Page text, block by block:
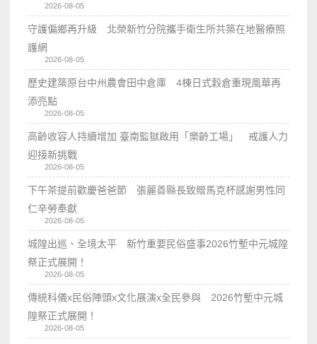
2026-08-05
守護偏鄉再升級 北榮新竹分院攜手衛生所共築在地醫療照
護網
2026-08-05
歷史建築原台中州農會田中倉庫 4棟日式穀倉重現風華再
添亮點
2026-08-05
高齡收容人持續增加 臺南監獄啟用「樂齡工場」 戒護人力
迎接新挑戰
2026-08-05
下午茶提前歡慶爸爸節 張麗善縣長致贈馬克杯感謝男性同
仁辛勞奉獻
2026-08-05
城隍出巡、全境太平 新竹重要民俗盛事2026竹塹中元城隍
祭正式展開！
2026-08-05
傳統科儀x民俗陣頭x文化展演x全民參與 2026竹塹中元城
隍祭正式展開！
2026-08-05